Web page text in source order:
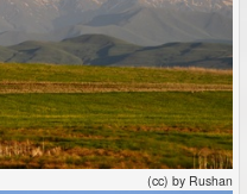
(cc) by Rushan